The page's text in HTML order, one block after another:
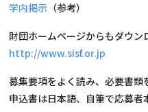
学内掲示 （参考）
財団ホームページからもダウン
http://www.sisf.or.jp
募集要項をよく読み、必要書類
申込書は日本語、自筆で応募者